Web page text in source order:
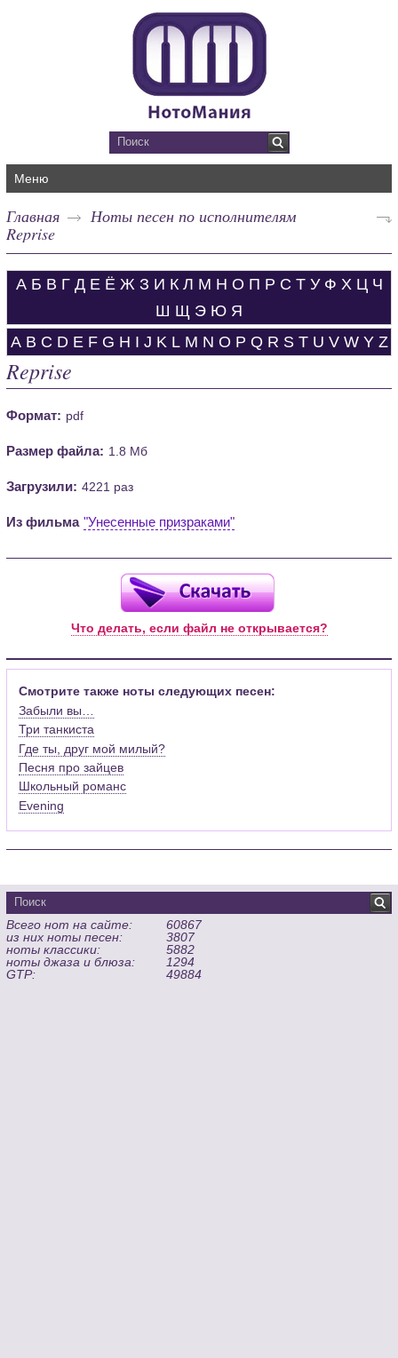
Меню
Главная
Ноты песен по исполнителям
Reprise
А Б В Г Д Е Ё Ж З И К Л М Н О П Р С Т У Ф Х Ц Ч
Ш Щ Э Ю Я
A B C D E F G H I J K L M N O P Q R S T U V W Y Z
Reprise
Формат: pdf
Размер файла: 1.8 Мб
Загрузили: 4221 раз
Из фильма "Унесенные призраками"
Что делать, если файл не открывается?
Смотрите также ноты следующих песен:
Забыли вы…
Три танкиста
Где ты, друг мой милый?
Песня про зайцев
Школьный романс
Evening
Всего нот на сайте:
60867
из них ноты песен:
3807
ноты классики:
5882
ноты джаза и блюза:
1294
GTP:
49884